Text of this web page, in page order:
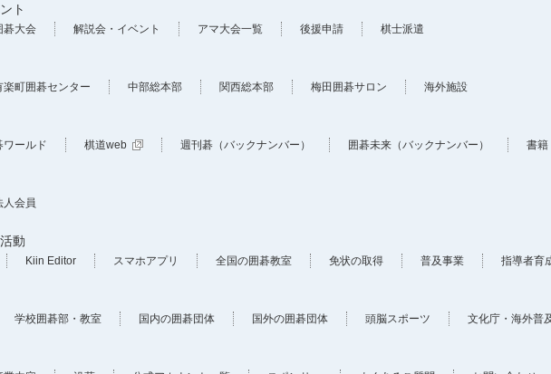
ト
碁大会 解説会・イベント アマ大会一覧 後援申請 棋士派遣
楽町囲碁センター 中部総本部 関西総本部 梅田囲碁サロン 海外施設
ワールド 棋道web 週刊碁（バックナンバー） 囲碁未来（バックナンバー） 書籍
人会員
動
Kiin Editor スマホアプリ 全国の囲碁教室 免状の取得 普及事業 指導者育
学校囲碁部・教室 国内の囲碁団体 国外の囲碁団体 頭脳スポーツ 文化庁・海外普